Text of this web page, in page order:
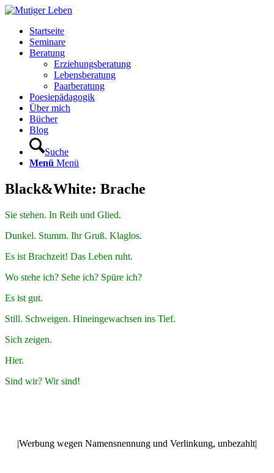
Startseite
Seminare
Beratung
Erziehungsberatung
Lebensberatung
Paarberatung
Poesiepädagogik
Über mich
Bücher
Blog
Suche
Menü Menü
Black&White: Brache
Sie stehen. In Reih und Glied.
Dunkel. Stumm. Ihr Gruß. Klaglos.
Es ist Brachzeit! Das Leben ruht.
Wo stehe ich? Sehe ich? Spüre ich?
Es ist gut.
Still. Schweigen. Hineingewachsen ins Tief.
Sich zeigen.
Hier.
Sind wir? Wir sind!
|Werbung wegen Namensnennung und Verlinkung, unbezahlt|